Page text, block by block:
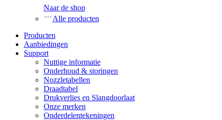
Naar de shop
Alle producten
Producten
Aanbiedingen
Support
Nuttige informatie
Onderhoud & storingen
Nozzletabellen
Draadtabel
Drukverlies en Slangdoorlaat
Onze merken
Onderdelentekeningen